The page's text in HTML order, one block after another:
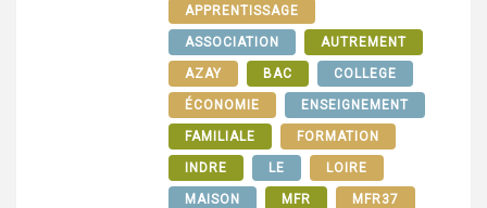
APPRENTISSAGE
ASSOCIATION AUTREMENT
AZAY BAC COLLEGE
ÉCONOMIE ENSEIGNEMENT
FAMILIALE FORMATION
INDRE LE LOIRE
MAISON MFR MFR37